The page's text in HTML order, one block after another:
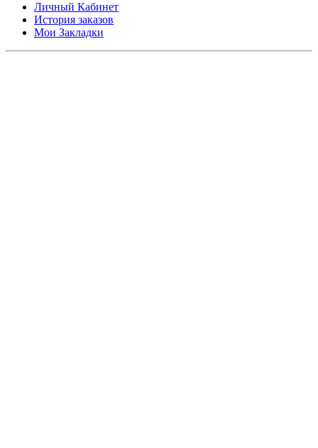
Личный Кабинет
История заказов
Мои Закладки